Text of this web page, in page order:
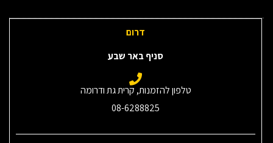
דרום
סניף באר שבע
טלפון להזמנות, קרית גת ודרומה
08-6288825